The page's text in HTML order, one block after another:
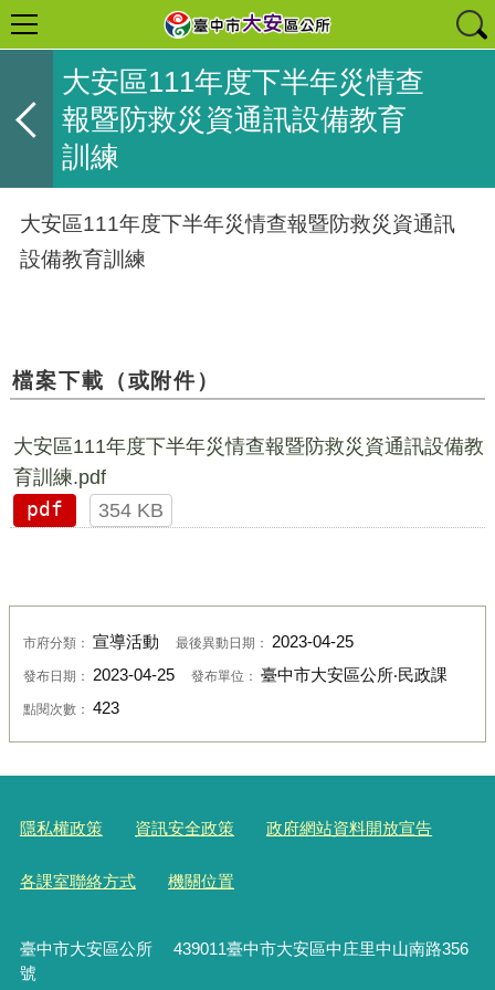
大安區111年度下半年災情查
報暨防救災資通訊設備教育
訓練
大安區111年度下半年災情查報暨防救災資通訊
設備教育訓練
檔案下載（或附件）
大安區111年度下半年災情查報暨防救災資通訊設備教
育訓練.pdf
pdf
354 KB
市府分類： 宣導活動 最後異動日期： 2023-04-25
發布日期： 2023-04-25 發布單位： 臺中市大安區公所‧民政課
點閱次數： 423
隱私權政策 資訊安全政策 政府網站資料開放宣告
各課室聯絡方式 機關位置
臺中市大安區公所 439011臺中市大安區中庄里中山南路356
號